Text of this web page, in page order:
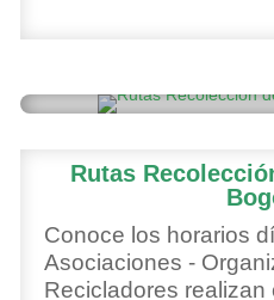
Rutas
Conoce los horarios
Asociaciones -
Recicladores realizan